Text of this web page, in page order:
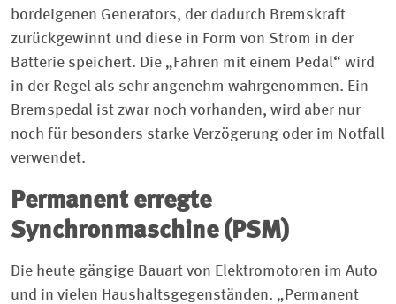
bordeigenen Generators, der dadurch Bremskraft
zurückgewinnt und diese in Form von Strom in der
Batterie speichert. Die „Fahren mit einem Pedal“ wird
in der Regel als sehr angenehm wahrgenommen. Ein
Bremspedal ist zwar noch vorhanden, wird aber nur
noch für besonders starke Verzögerung oder im Notfall
verwendet.
Permanent erregte
Synchronmaschine (PSM)
Die heute gängige Bauart von Elektromotoren im Auto
und in vielen Haushaltsgegenständen. „Permanent